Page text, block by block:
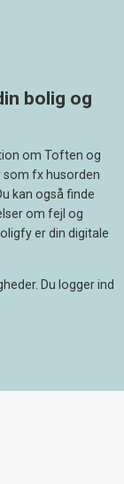
bolig og
om Toften og
som fx husorden
kan også finde
om fejl og
er din digitale
Du logger ind